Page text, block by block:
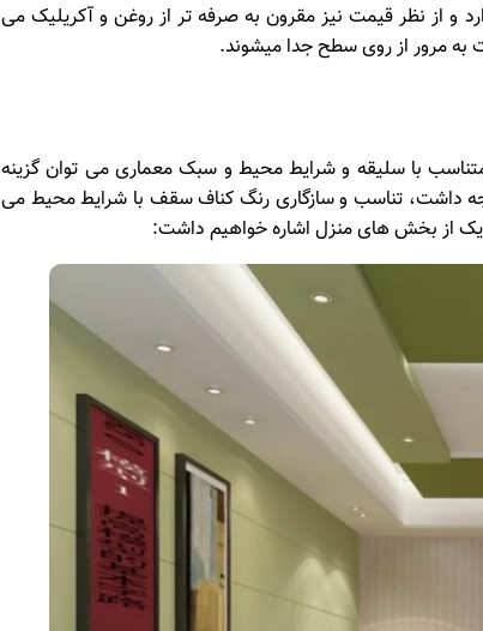
و از نظر قیمت نیز مقرون به صرفه تر از روغن و آکریلیک می
به مرور از روی سطح جدا میشوند.
با سلیقه و شرایط محیط و سبک معماری می توان گزینه
داشت، تناسب و سازگاری رنگ کناف سقف با شرایط محیط می
از بخش های منزل اشاره خواهیم داشت: